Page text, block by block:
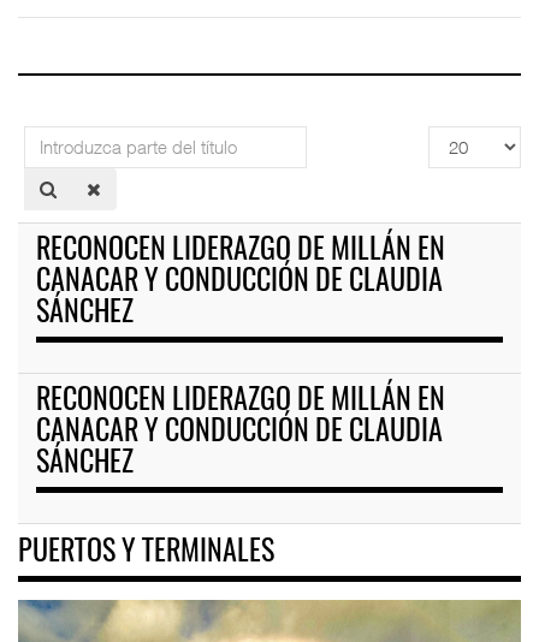
Introduzca
parte
del
Cantidad
a
RECONOCEN LIDERAZGO DE MILLÁN EN
CANACAR Y CONDUCCIÓN DE CLAUDIA
SÁNCHEZ
RECONOCEN LIDERAZGO DE MILLÁN EN
CANACAR Y CONDUCCIÓN DE CLAUDIA
SÁNCHEZ
PUERTOS Y TERMINALES